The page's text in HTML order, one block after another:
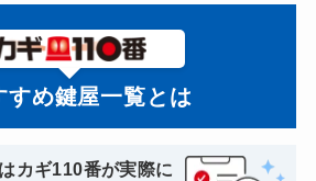
すめ鍵屋一覧とは
カギ110番が実際に